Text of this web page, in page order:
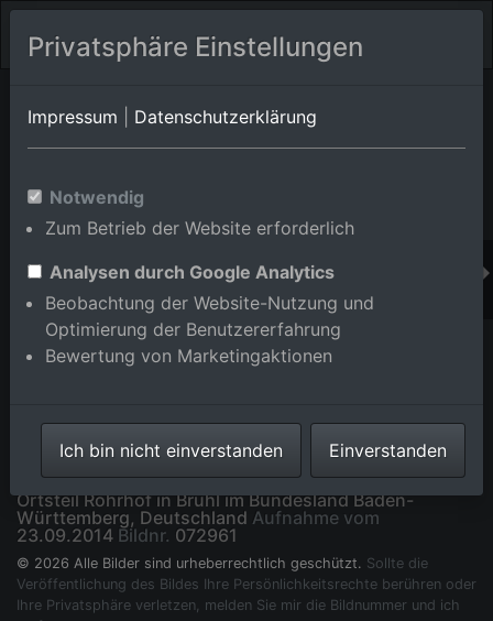
Orts-Album von Brühl/Rohrhof
Württemberg,Deutschland
Im Shop bestellen
Backofen-Riedwiesen vor dem Rheinauhafen im
Ortsteil Rohrhof in Brühl im Bundesland Baden-
Württemberg, Deutschland Aufnahme vom
23.09.2014 Bildnr. 072961
© 2026 Alle Bilder sind urheberrechtlich geschützt. Sollte die
Veröffentlichung des Bildes Ihre Persönlichkeitsrechte berühren oder
Ihre Privatsphäre verletzen, melden Sie mir die Bildnummer und ich
Privatsphäre Einstellungen
Impressum Datenschutzerklärung
Notwendig
Zum Betrieb der Website erforderlich
Analysen durch Google Analytics
Beobachtung der Website-Nutzung und
Optimierung der Benutzererfahrung
Bewertung von Marketingaktionen
Ich bin nicht einverstanden Einverstanden